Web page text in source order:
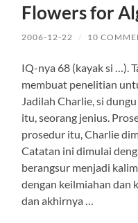
Flowers for
2006-12-22 / 10
IQ-nya 68 (kayak si …).
membuat penelitian
Jadilah Charlie, si
itu, seorang jenius.
prosedur itu, Charlie
Catatan ini dimulai
berangsur menjadi
dengan keilmiahan dan
dan akhirnya …